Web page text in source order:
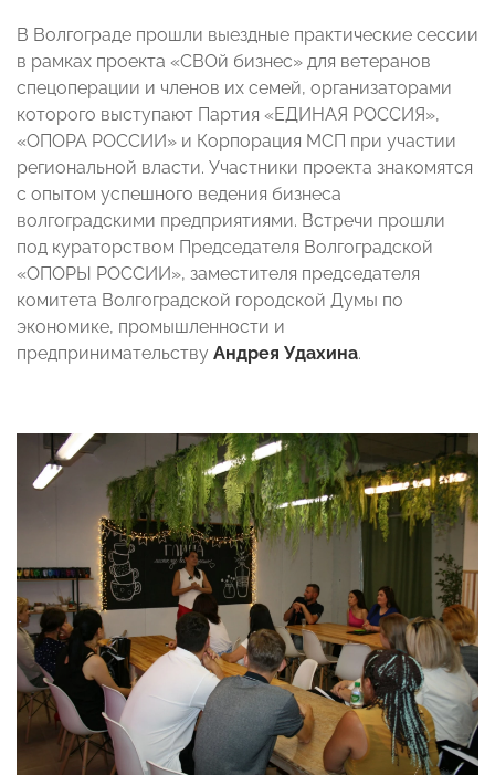
В Волгограде прошли выездные практические сессии
в рамках проекта «СВОй бизнес» для ветеранов
спецоперации и членов их семей, организаторами
которого выступают Партия «ЕДИНАЯ РОССИЯ»,
«ОПОРА РОССИИ» и Корпорация МСП при участии
региональной власти. Участники проекта знакомятся
с опытом успешного ведения бизнеса
волгоградскими предприятиями. Встречи прошли
под кураторством Председателя Волгоградской
«ОПОРЫ РОССИИ», заместителя председателя
комитета Волгоградской городской Думы по
экономике, промышленности и
предпринимательству Андрея Удахина.